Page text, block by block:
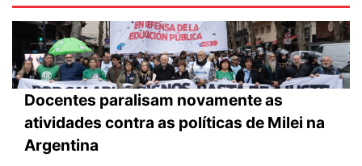
Docentes paralisam novamente as
atividades contra as políticas de Milei na
Argentina